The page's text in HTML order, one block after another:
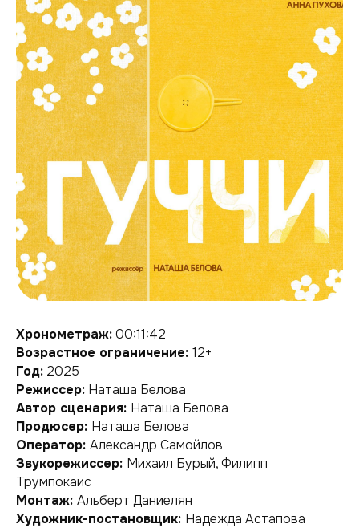
Хронометраж:00:11:42
Возрастное ограничение: 12+
Год: 2025
Режиссер: Наташа Белова
Автор сценария: Наташа Белова
Продюсер: Наташа Белова
Оператор: Александр Самойлов
Звукорежиссер: Михаил Бурый, Филипп
Трумпокаис
Монтаж: Альберт Даниелян
Художник-постановщик: Надежда Астапова